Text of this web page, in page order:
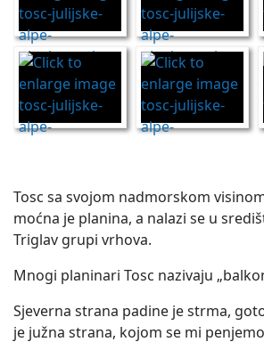
Tosc sa svojom nadmorskom
moćna je planina, a nalazi se u
Triglav grupi vrhova.
Mnogi planinari Tosc nazivaju
Sjeverna strana padine je strma,
je južna strana, kojom se mi